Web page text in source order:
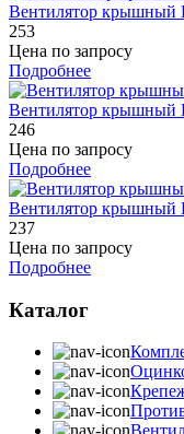
Вентилятор
253
Цена по запросу
Подробнее
Вентилятор
246
Цена по запросу
Подробнее
Вентилятор
237
Цена по запросу
Подробнее
Каталог